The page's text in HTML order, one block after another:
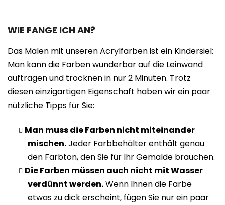
WIE FANGE ICH AN?
Das Malen mit unseren Acrylfarben ist ein Kindersiel:
Man kann die Farben wunderbar auf die Leinwand
auftragen und trocknen in nur 2 Minuten. Trotz
diesen einzigartigen Eigenschaft haben wir ein paar
nützliche Tipps für Sie:
Man muss die Farben nicht miteinander
mischen.Jeder Farbbehälter enthält genau
den Farbton, den Sie für Ihr Gemälde brauchen.
Die Farben müssen auch nicht mit Wasser
verdünnt werden.Wenn Ihnen die Farbe
etwas zu dick erscheint, fügen Sie nur ein paar